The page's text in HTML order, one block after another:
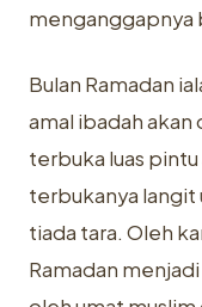
menganggapnya
Bulan Ramadan
amal ibadah
terbuka luas
terbukanya langit
tiada tara. Oleh
Ramadan